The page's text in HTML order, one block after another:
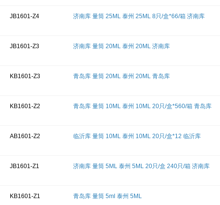
JB1601-Z4 济南库 量筒 25ML 泰州 25ML 8只/盒*66/箱 济南库
JB1601-Z3 济南库 量筒 20ML 泰州 20ML 济南库
KB1601-Z3 青岛库 量筒 20ML 泰州 20ML 青岛库
KB1601-Z2 青岛库 量筒 10ML 泰州 10ML 20只/盒*560/箱 青岛库
AB1601-Z2 临沂库 量筒 10ML 泰州 10ML 20只/盒*12 临沂库
JB1601-Z1 济南库 量筒 5ML 泰州 5ML 20只/盒 240只/箱 济南库
KB1601-Z1 青岛库 量筒 5ml 泰州 5ML